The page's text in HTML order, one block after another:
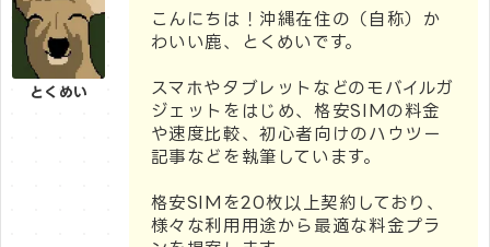
とくめい
こんにちは！沖縄在住の（自称）か
わいい鹿、とくめいです。
スマホやタブレットなどのモバイルガ
ジェットをはじめ、格安SIMの料金
や速度比較、初心者向けのハウツー
記事などを執筆しています。
格安SIMを20枚以上契約しており、
様々な利用用途から最適な料金プラ